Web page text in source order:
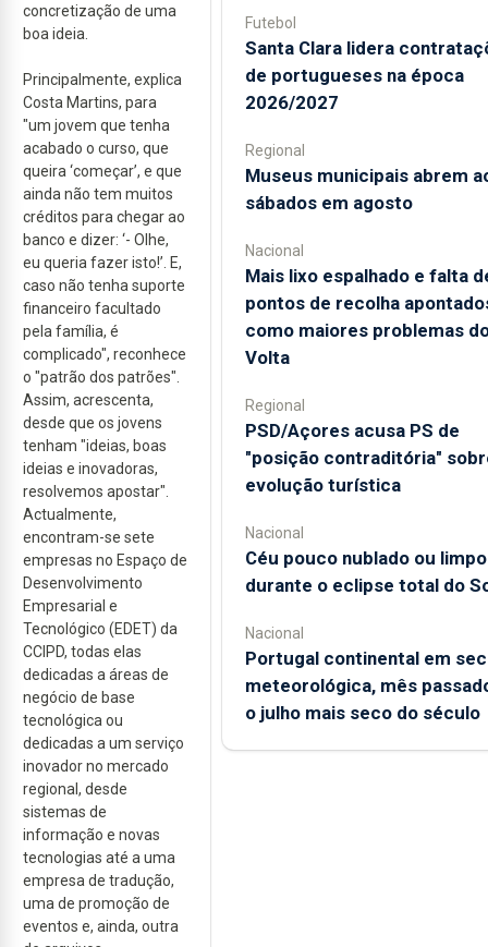
concretização de uma
boa ideia.
Principalmente, explica
Costa Martins, para
"um jovem que tenha
acabado o curso, que
queira ‘começar’, e que
ainda não tem muitos
créditos para chegar ao
banco e dizer: ‘- Olhe,
eu queria fazer isto!’. E,
caso não tenha suporte
financeiro facultado
pela família, é
complicado", reconhece
o "patrão dos patrões".
Assim, acrescenta,
desde que os jovens
tenham "ideias, boas
ideias e inovadoras,
resolvemos apostar".
Actualmente,
encontram-se sete
empresas no Espaço de
Desenvolvimento
Empresarial e
Tecnológico (EDET) da
CCIPD, todas elas
dedicadas a áreas de
negócio de base
tecnológica ou
dedicadas a um serviço
inovador no mercado
regional, desde
sistemas de
informação e novas
tecnologias até a uma
empresa de tradução,
uma de promoção de
eventos e, ainda, outra
Futebol
Santa Clara lidera
de portugueses na época
2026/2027
Regional
Museus municipais abrem
sábados em agosto
Nacional
Mais lixo espalhado e falta
pontos de recolha
como maiores problemas
Volta
Regional
PSD/Açores acusa PS de
"posição contraditória"
evolução turística
Nacional
Céu pouco nublado ou limpo
durante o eclipse total do
Nacional
Portugal continental em
meteorológica, mês
o julho mais seco do século